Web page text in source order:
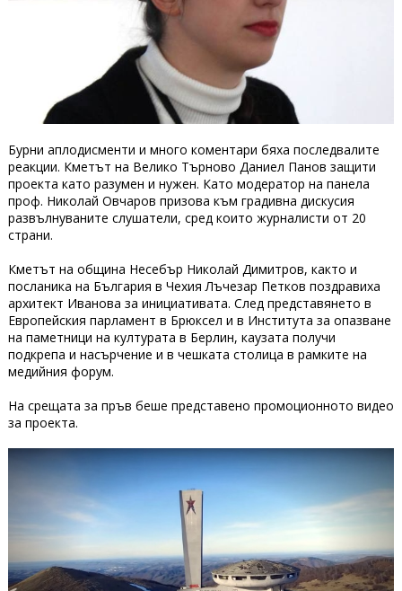
Бурни аплодисменти и много коментари бяха последвалите
реакции. Кметът на Велико Търново Даниел Панов защити
проекта като разумен и нужен. Като модератор на панела
проф. Николай Овчаров призова към градивна дискусия
развълнуваните слушатели, сред които журналисти от 20
страни.
Кметът на община Несебър Николай Димитров, както и
посланика на България в Чехия Лъчезар Петков поздравиха
архитект Иванова за инициативата. След представянето в
Европейския парламент в Брюксел и в Института за опазване
на паметници на културата в Берлин, каузата получи
подкрепа и насърчение и в чешката столица в рамките на
медийния форум.
На срещата за пръв беше представено промоционното видео
за проекта.